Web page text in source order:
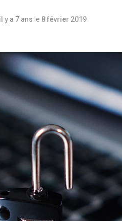
y a 7 ans le 8 février 2019